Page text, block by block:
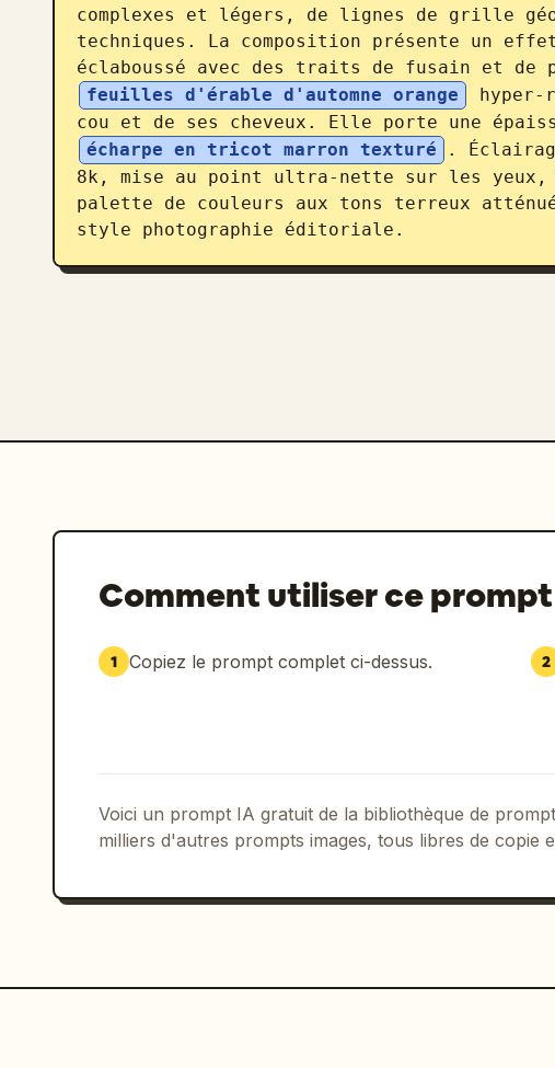
complexes et légers, de lignes de grille
techniques. La composition présente un
éclaboussé avec des traits de fusain et de
feuilles d'érable d'automne orange
cou et de ses cheveux. Elle porte une
écharpe en tricot marron texturé
.
8k, mise au point ultra-nette sur les yeux,
palette de couleurs aux tons terreux
style photographie éditoriale.
Comment utiliser ce prompt
1 Copiez le prompt complet ci-dessus. 2
Voici un prompt IA gratuit de la bibliothèque de
milliers d'autres prompts images, tous libres de copie